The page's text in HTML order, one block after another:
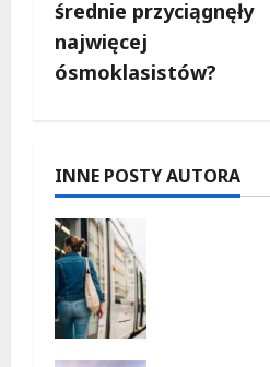
w
p
s
y
średnie przyciągnęły
najwięcej
ósmoklasistów?
INNE POSTY AUTORA